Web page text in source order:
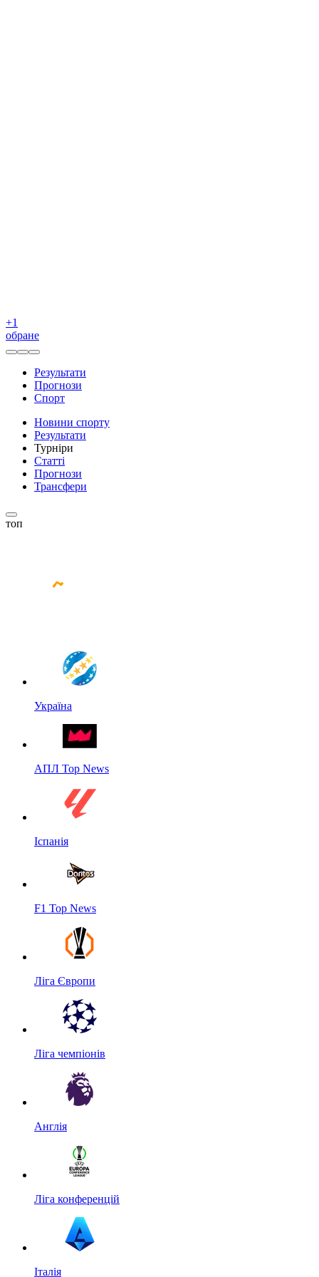
+1
обране
Результати
Прогнози
Спорт
Новини спорту
Результати
Турніри
Статті
Прогнози
Трансфери
топ
Україна
АПЛ Top News
Іспанія
F1 Top News
Ліга Європи
Ліга чемпіонів
Англія
Ліга конференцій
Італія